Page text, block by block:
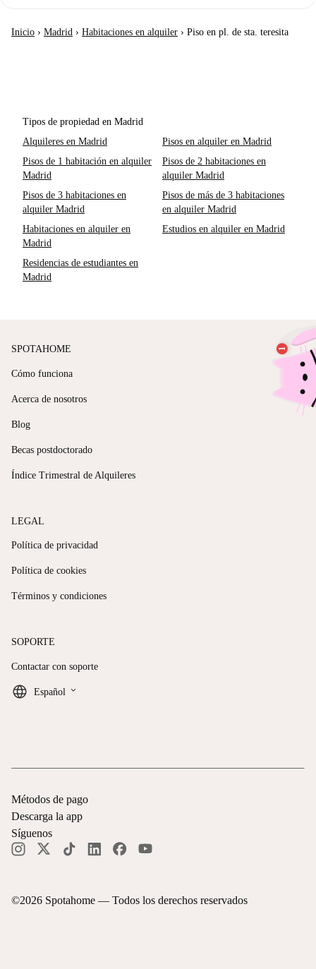
Inicio › Madrid › Habitaciones en alquiler › Piso en pl. de sta. teresita
Tipos de propiedad en Madrid
Alquileres en Madrid
Pisos en alquiler en Madrid
Pisos de 1 habitación en alquiler
Madrid
Pisos de 2 habitaciones en
alquiler Madrid
Pisos de 3 habitaciones en
alquiler Madrid
Pisos de más de 3 habitaciones
en alquiler Madrid
Habitaciones en alquiler en
Madrid
Estudios en alquiler en Madrid
Residencias de estudiantes en
Madrid
SPOTAHOME
Cómo funciona
Acerca de nosotros
Blog
Becas postdoctorado
Índice Trimestral de Alquileres
LEGAL
Política de privacidad
Política de cookies
Términos y condiciones
SOPORTE
Contactar con soporte
Español keyboard_arrow_down
©2026 Spotahome — Todos los derechos reservados
Métodos de pago
Descarga la app
Síguenos